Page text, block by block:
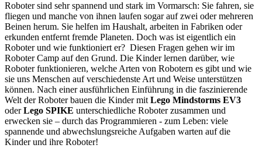
Roboter sind sehr spannend und stark im Vormarsch: Sie fahren, sie
fliegen und manche von ihnen laufen sogar auf zwei oder mehreren
Beinen herum. Sie helfen im Haushalt, arbeiten in Fabriken oder
erkunden entfernt fremde Planeten. Doch was ist eigentlich ein
Roboter und wie funktioniert er? Diesen Fragen gehen wir im
Roboter Camp auf den Grund. Die Kinder lernen darüber, wie
Roboter funktionieren, welche Arten von Robotern es gibt und wie
sie uns Menschen auf verschiedenste Art und Weise unterstützen
können. Nach einer ausführlichen Einführung in die faszinierende
Welt der Roboter bauen die Kinder mitLego Mindstorms EV3
oderLego SPIKE unterschiedliche Roboter zusammen und
erwecken sie – durch das Programmieren - zum Leben: viele
spannende und abwechslungsreiche Aufgaben warten auf die
Kinder und ihre Roboter!